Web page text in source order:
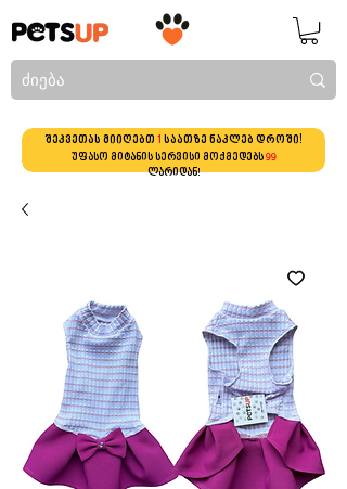
უფასო მიტანის სერვისი მოქმედებს99
ლარიდან!
შეკვეთას მიიღებთ 1 საათზე ნაკლებ დროში!